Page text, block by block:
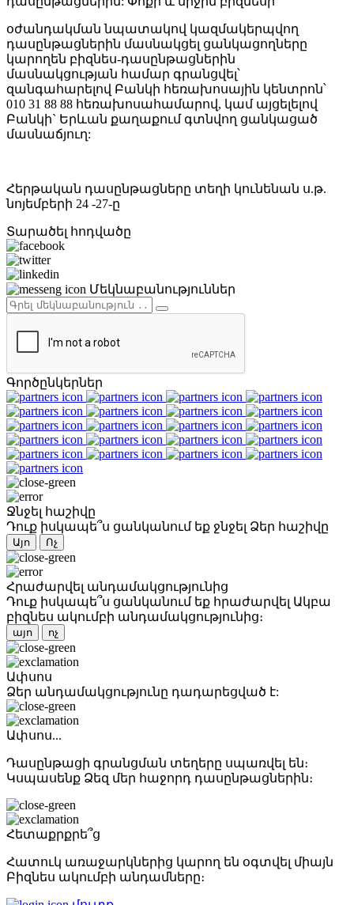
օժանդակման նպատակով կազմակերպվող
դասընթացներին մասնակցել ցանկացողները
կարողեն բիզնես-դասընթացներին
մասնակցության համար գրանցվել՝
զանգահարելով Բանկի հեռախոսային կենտրոն՝
010 31 88 88 հեռախոսահամարով, կամ այցելելով
Բանկի` Երևան քաղաքում գտնվող ցանկացած
մասնաճյուղ:
Հերթական դասընթացները տեղի կունենան ս.թ.
նոյեմբերի 24 -27-ը
Տարածել հոդվածը
Մեկնաբանություններ
Գործընկերներ
Ջնջել հաշիվը
Դուք իսկապե՞ս ցանկանում եք ջնջել Ձեր հաշիվը
Այո Ոչ
Հրաժարվել անդամակցությունից
Դուք իսկապե՞ս ցանկանում եք հրաժարվել Ակբա
բիզնես ակումբի անդամակցությունից։
այո ոչ
Ափսոս
Ձեր անդամակցությունը դադարեցված է:
Ափսոս...
Դասընթացի գրանցման տեղերը սպառվել են։
Կսպասենք Ձեզ մեր հաջորդ դասընթացներին։
Հետաքրքրե՞ց
Հատուկ առաջարկներից կարող են օգտվել միայն
Բիզնես ակումբի անդամները։